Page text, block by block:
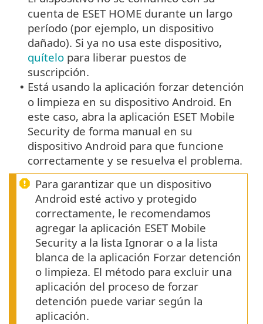
cuenta de ESET HOME durante un largo
período (por ejemplo, un dispositivo
dañado). Si ya no usa este dispositivo,
quítelo para liberar puestos de
suscripción.
• Está usando la aplicación forzar detención
o limpieza en su dispositivo Android. En
este caso, abra la aplicación ESET Mobile
Security de forma manual en su
dispositivo Android para que funcione
correctamente y se resuelva el problema.
Para garantizar que un dispositivo
Android esté activo y protegido
correctamente, le recomendamos
agregar la aplicación ESET Mobile
Security a la lista Ignorar o a la lista
blanca de la aplicación Forzar detención
o limpieza. El método para excluir una
aplicación del proceso de forzar
detención puede variar según la
aplicación.